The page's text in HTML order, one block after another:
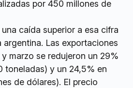
por 450 millones de
caída superior a esa cifra
argentina. Las exportaciones
marzo se redujeron un 29%
toneladas) y un 24,5% en
de dólares). El precio